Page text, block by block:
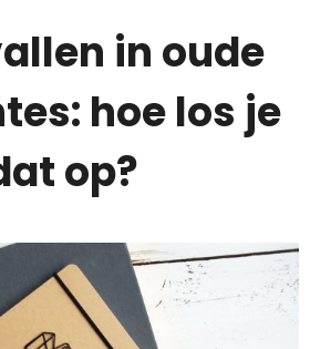
in oude
hoe los je
op?